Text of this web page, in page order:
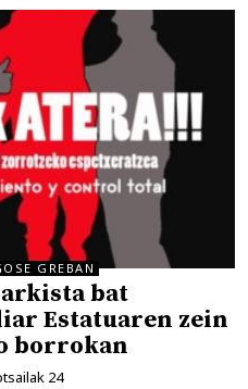
GREBAN
bat
Estatuaren zein
borrokan
24